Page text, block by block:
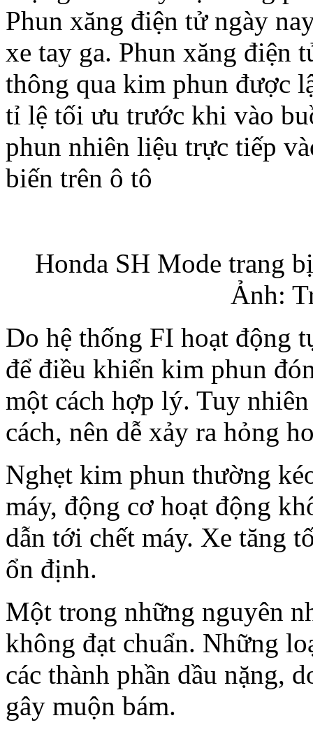
Phun xăng điện tử ngày
xe tay ga. Phun xăng điện
thông qua kim phun được
tỉ lệ tối ưu trước khi vào
phun nhiên liệu trực tiếp
biến trên ô tô
Honda SH Mode trang
Ảnh:
Do hệ thống FI hoạt động
để điều khiển kim phun
một cách hợp lý. Tuy
cách, nên dễ xảy ra hỏng
Nghẹt kim phun thường
máy, động cơ hoạt động
dẫn tới chết máy. Xe tăng
ổn định.
Một trong những nguyên
không đạt chuẩn. Những
các thành phần dầu nặng,
gây muộn bám.